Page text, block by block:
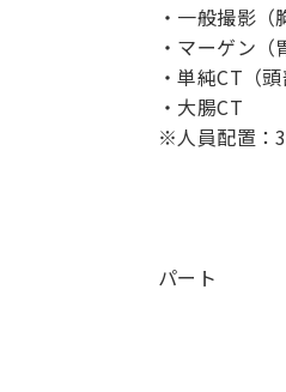
・一般撮影（
・マーゲン（
・単純CT（
・大腸CT
パート